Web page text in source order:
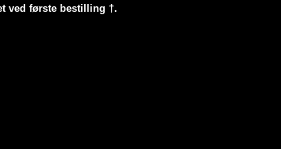
ved første bestilling †.